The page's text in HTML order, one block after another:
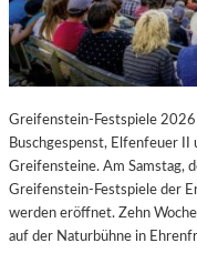
Greifenstein-Festspiele
Buschgespenst, Elfenfeuer II
Greifensteine. Am Samstag,
Greifenstein-Festspiele der
werden eröffnet. Zehn
auf der Naturbühne in